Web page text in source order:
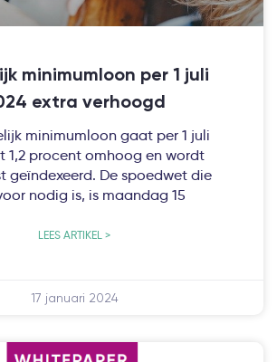
minimumloon per 1 juli
extra verhoogd
minimumloon gaat per 1 juli
1,2 procent omhoog en wordt
geïndexeerd. De spoedwet die
nodig is, is maandag 15
LEES ARTIKEL >
17 januari 2024